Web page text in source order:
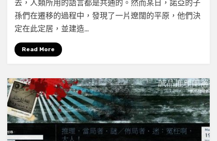
理
館
專
中
的
世
界
去，人類所用的語言都是共通的。然而某日，諾亞的子
孫們在遷移的過程中，發現了一片遼闊的平原，他們決
定在此定居，並建造…
Read More